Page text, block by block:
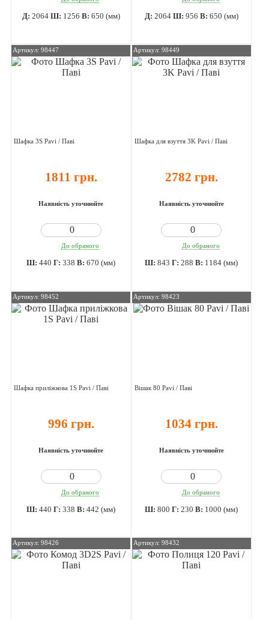
Д: 2064Ш: 1256 В: 650 (мм) Д: 2064Ш: 956 В: 650 (мм)
Артикул: 98447
Шафка 3S Pavi / Паві
1811 грн.
Наявність уточнюйте
До обраного
Ш:440 Г:338 В:670 (мм)
Артикул: 98449
Шафка для взуття 3K Pavi / Паві
2782 грн.
Наявність уточнюйте
До обраного
Ш:843 Г:288 В: 1184 (мм)
Артикул: 98452
Шафка приліжкова 1S Pavi / Паві
996 грн.
Наявність уточнюйте
До обраного
Ш:440 Г:338 В:442 (мм)
Артикул: 98423
Вішак 80 Pavi / Паві
1034 грн.
Наявність уточнюйте
До обраного
Ш:800 Г:230 В: 1000 (мм)
Артикул: 98426 Артикул: 98432